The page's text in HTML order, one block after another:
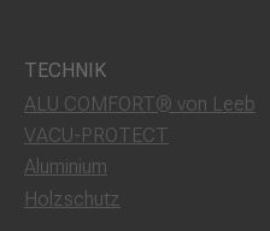
TECHNIK
ALU COMFORT® von Leeb
VACU-PROTECT
Aluminium
Holzschutz